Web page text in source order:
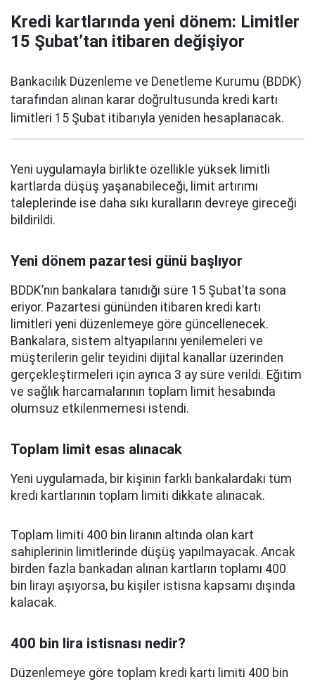
Kredi kartlarında yeni dönem: Limitler
15 Şubat’tan itibaren değişiyor
Bankacılık Düzenleme ve Denetleme Kurumu (BDDK)
tarafından alınan karar doğrultusunda kredi kartı
limitleri 15 Şubat itibarıyla yeniden hesaplanacak.
Yeni uygulamayla birlikte özellikle yüksek limitli
kartlarda düşüş yaşanabileceği, limit artırımı
taleplerinde ise daha sıkı kuralların devreye gireceği
bildirildi.
Yeni dönem pazartesi günü başlıyor
BDDK’nın bankalara tanıdığı süre 15 Şubat’ta sona
eriyor. Pazartesi gününden itibaren kredi kartı
limitleri yeni düzenlemeye göre güncellenecek.
Bankalara, sistem altyapılarını yenilemeleri ve
müşterilerin gelir teyidini dijital kanallar üzerinden
gerçekleştirmeleri için ayrıca 3 ay süre verildi. Eğitim
ve sağlık harcamalarının toplam limit hesabında
olumsuz etkilenmemesi istendi.
Toplam limit esas alınacak
Yeni uygulamada, bir kişinin farklı bankalardaki tüm
kredi kartlarının toplam limiti dikkate alınacak.
Toplam limiti 400 bin liranın altında olan kart
sahiplerinin limitlerinde düşüş yapılmayacak. Ancak
birden fazla bankadan alınan kartların toplamı 400
bin lirayı aşıyorsa, bu kişiler istisna kapsamı dışında
kalacak.
400 bin lira istisnası nedir?
Düzenlemeye göre toplam kredi kartı limiti 400 bin